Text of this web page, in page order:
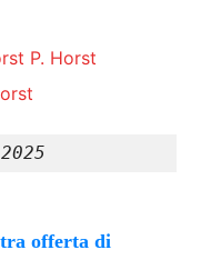
P. Horst
offerta di